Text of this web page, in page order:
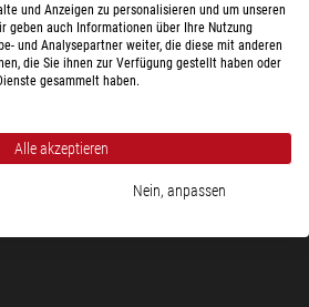
und Anzeigen zu personalisieren und um unseren
geben auch Informationen über Ihre Nutzung
und Analysepartner weiter, die diese mit anderen
die Sie ihnen zur Verfügung gestellt haben oder
gesammelt haben.
Alle akzeptieren
Nein, anpassen